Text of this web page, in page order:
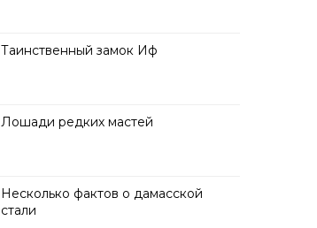
Таинственный замок Иф
Лошади редких мастей
Несколько фактов о дамасской
стали